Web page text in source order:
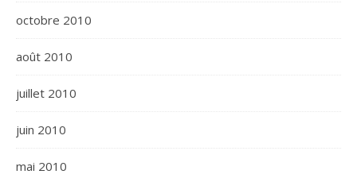
octobre 2010
août 2010
juillet 2010
juin 2010
mai 2010